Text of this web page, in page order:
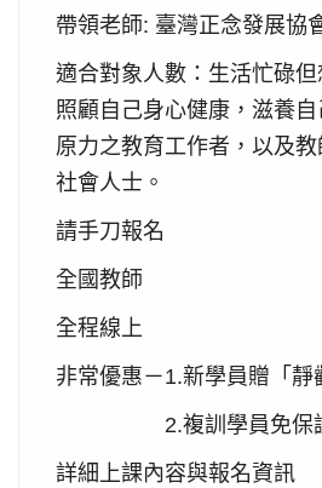
帶領老師: 臺灣正念發展協
適合對象人數： 生活忙碌
照顧自己身心健康，滋養
原力之教育工作者，以及
社會人士。
請手刀報名
全國教師
全程線上
非常優惠－1.新學員贈「靜
2.複訓學員免保
詳細上課內容與報名資訊